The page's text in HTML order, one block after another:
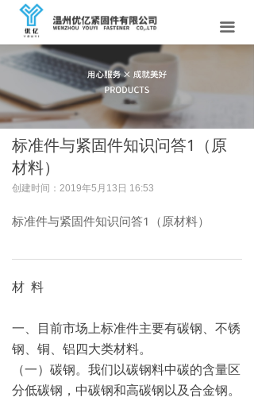
끀
首页
关于我们
产品中心
新闻资讯
法兰螺栓
紧固件百科
联系我们
标准件与紧固件知识问答1（原
材料）
创建时间： 2019年5月13日 16:53
标准件与紧固件知识问答1（原材料）
材 料
一、目前市场上标准件主要有碳钢、不锈
钢、铜、铝四大类材料。
（一）碳钢。我们以碳钢料中碳的含量区
分低碳钢，中碳钢和高碳钢以及合金钢。